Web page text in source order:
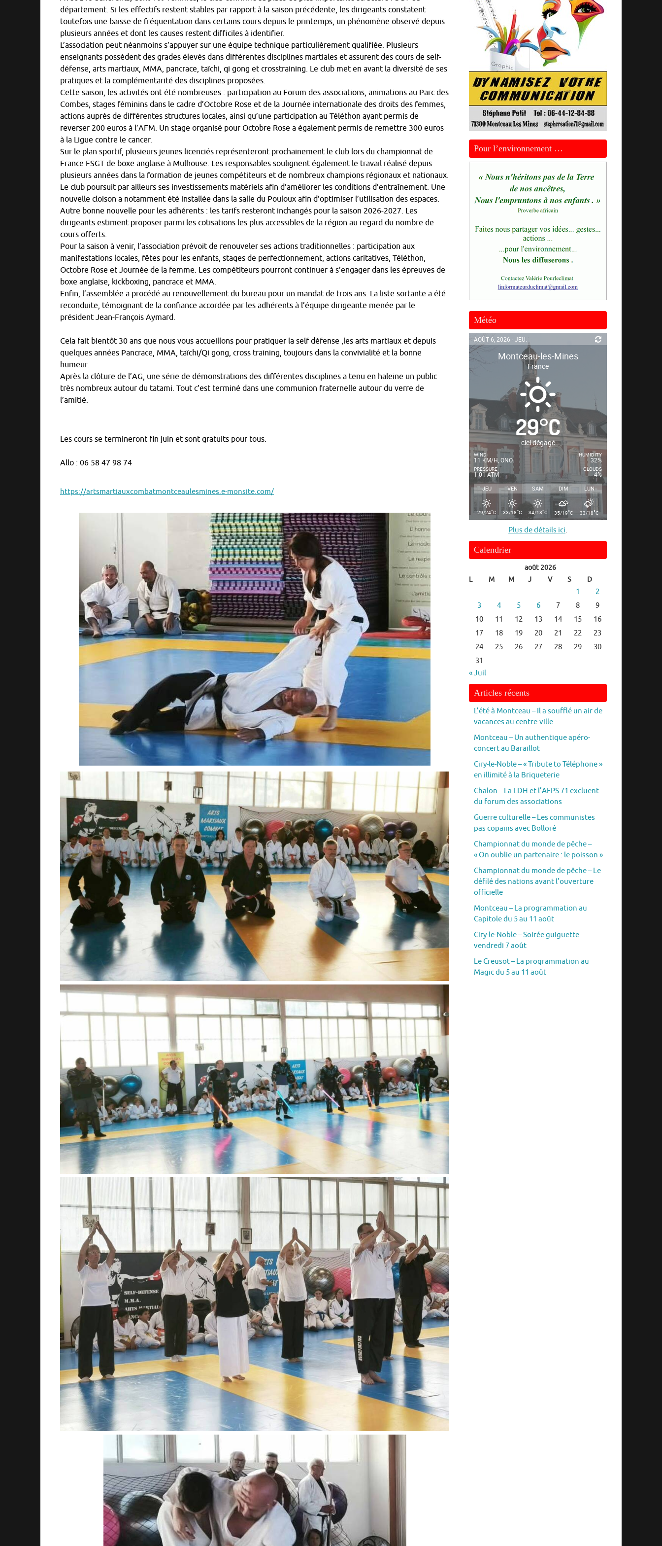
département. Si les effectifs restent stables par rapport à la saison précédente, les dirigeants constatent
toutefois une baisse de fréquentation dans certains cours depuis le printemps, un phénomène observé depuis
plusieurs années et dont les causes restent difficiles à identifier.
L’association peut néanmoins s’appuyer sur une équipe technique particulièrement qualifiée. Plusieurs
enseignants possèdent des grades élevés dans différentes disciplines martiales et assurent des cours de self-
défense, arts martiaux, MMA, pancrace, taïchi, qi gong et crosstraining. Le club met en avant la diversité de ses
pratiques et la complémentarité des disciplines proposées.
Cette saison, les activités ont été nombreuses : participation au Forum des associations, animations au Parc des
Combes, stages féminins dans le cadre d’Octobre Rose et de la Journée internationale des droits des femmes,
actions auprès de différentes structures locales, ainsi qu’une participation au Téléthon ayant permis de
reverser 200 euros à l’AFM. Un stage organisé pour Octobre Rose a également permis de remettre 300 euros
à la Ligue contre le cancer.
Sur le plan sportif, plusieurs jeunes licenciés représenteront prochainement le club lors du championnat de
France FSGT de boxe anglaise à Mulhouse. Les responsables soulignent également le travail réalisé depuis
plusieurs années dans la formation de jeunes compétiteurs et de nombreux champions régionaux et nationaux.
Le club poursuit par ailleurs ses investissements matériels afin d’améliorer les conditions d’entraînement. Une
nouvelle cloison a notamment été installée dans la salle du Pouloux afin d’optimiser l’utilisation des espaces.
Autre bonne nouvelle pour les adhérents : les tarifs resteront inchangés pour la saison 2026-2027. Les
dirigeants estiment proposer parmi les cotisations les plus accessibles de la région au regard du nombre de
cours offerts.
Pour la saison à venir, l’association prévoit de renouveler ses actions traditionnelles : participation aux
manifestations locales, fêtes pour les enfants, stages de perfectionnement, actions caritatives, Téléthon,
Octobre Rose et Journée de la femme. Les compétiteurs pourront continuer à s’engager dans les épreuves de
boxe anglaise, kickboxing, pancrace et MMA.
Enfin, l’assemblée a procédé au renouvellement du bureau pour un mandat de trois ans. La liste sortante a été
reconduite, témoignant de la confiance accordée par les adhérents à l’équipe dirigeante menée par le
président Jean-François Aymard.
Cela fait bientôt 30 ans que nous vous accueillons pour pratiquer la self défense ,les arts martiaux et depuis
quelques années Pancrace, MMA, taïchi/Qi gong, cross training, toujours dans la convivialité et la bonne
humeur.
Après la clôture de l’AG, une série de démonstrations des différentes disciplines a tenu en haleine un public
très nombreux autour du tatami. Tout c’est terminé dans une communion fraternelle autour du verre de
l’amitié.
Les cours se termineront fin juin et sont gratuits pour tous.
Allo : 06 58 47 98 74
https://artsmartiauxcombatmontceaulesmines.e-monsite.com/
Pour l’environnement …
Météo
AOÛT 6, 2026 - JEU.
Montceau-les-Mines
France
29°C
ciel dégagé
WIND
11 KM/H, ONO
PRESSURE
1.01 ATM
HUMIDITY
32%
CLOUDS
4%
JEU VEN SAM DIM LUN
29/24°C 33/18°C 34/18°C 35/19°C 33/18°C
Plus de détails ici.
Calendrier
août 2026
L
M M J V S D
1
2
3
4 5 6 7 8
9
10
11 12 13 14 15
16
17
18 19 20 21 22
23
24
25 26 27 28 29
30
31
« Juil
Articles récents
L’été à Montceau – Il a soufflé un air de
vacances au centre-ville
Montceau – Un authentique apéro-
concert au Baraillot
Ciry-le-Noble – « Tribute to Téléphone »
en illimité à la Briqueterie
Chalon – La LDH et l’AFPS 71 excluent
du forum des associations
Guerre culturelle – Les communistes
pas copains avec Bolloré
Championnat du monde de pêche –
« On oublie un partenaire : le poisson »
Championnat du monde de pêche – Le
défilé des nations avant l’ouverture
officielle
Montceau – La programmation au
Capitole du 5 au 11 août
Ciry-le-Noble – Soirée guiguette
vendredi 7 août
Le Creusot – La programmation au
Magic du 5 au 11 août